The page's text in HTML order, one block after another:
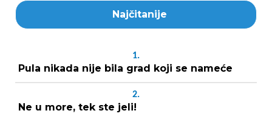
Najčitanije
1.
Pula nikada nije bila grad koji se nameće
2.
Ne u more, tek ste jeli!